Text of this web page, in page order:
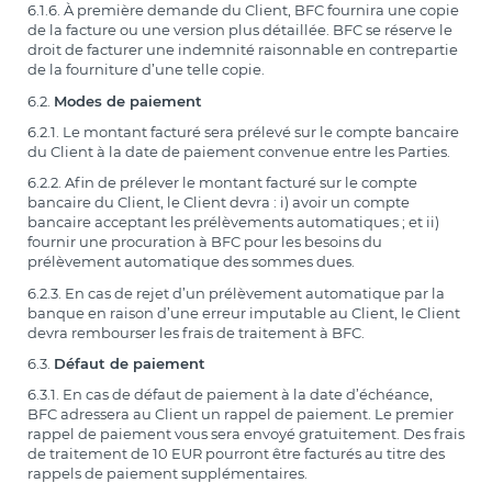
6.1.6. À première demande du Client, BFC fournira une copie
de la facture ou une version plus détaillée. BFC se réserve le
droit de facturer une indemnité raisonnable en contrepartie
de la fourniture d’une telle copie.
6.2. Modes de paiement
6.2.1. Le montant facturé sera prélevé sur le compte bancaire
du Client à la date de paiement convenue entre les Parties.
6.2.2. Afin de prélever le montant facturé sur le compte
bancaire du Client, le Client devra : i) avoir un compte
bancaire acceptant les prélèvements automatiques ; et ii)
fournir une procuration à BFC pour les besoins du
prélèvement automatique des sommes dues.
6.2.3. En cas de rejet d’un prélèvement automatique par la
banque en raison d’une erreur imputable au Client, le Client
devra rembourser les frais de traitement à BFC.
6.3. Défaut de paiement
6.3.1. En cas de défaut de paiement à la date d’échéance,
BFC adressera au Client un rappel de paiement. Le premier
rappel de paiement vous sera envoyé gratuitement. Des frais
de traitement de 10 EUR pourront être facturés au titre des
rappels de paiement supplémentaires.